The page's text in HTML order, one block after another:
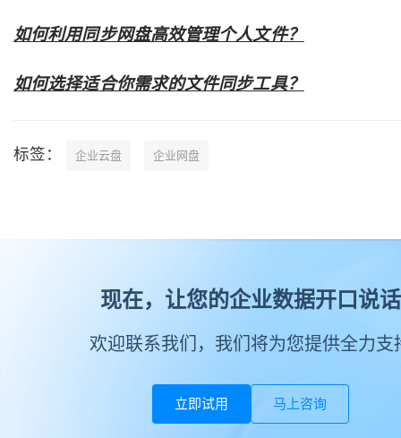
如何利用同步网盘高效管理个人文件？
如何选择适合你需求的文件同步工具？
标签： 企业云盘 企业网盘
现在，让您的企业数据开口说话
欢迎联系我们，我们将为您提供全力支
立即试用 马上咨询